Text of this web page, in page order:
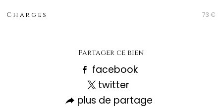
Caractéristiques
Charges 73 €
Partager ce bien
facebook
twitter
plus de partage